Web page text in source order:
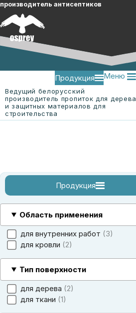
производитель антисептиков
Продукция Меню
Ведущий белорусский
производитель пропиток для дерева
и защитных материалов для
строительства
Продукция
Область применения
для внутренних работ
3
для кровли 2
Тип поверхности
для дерева 2
для ткани 1